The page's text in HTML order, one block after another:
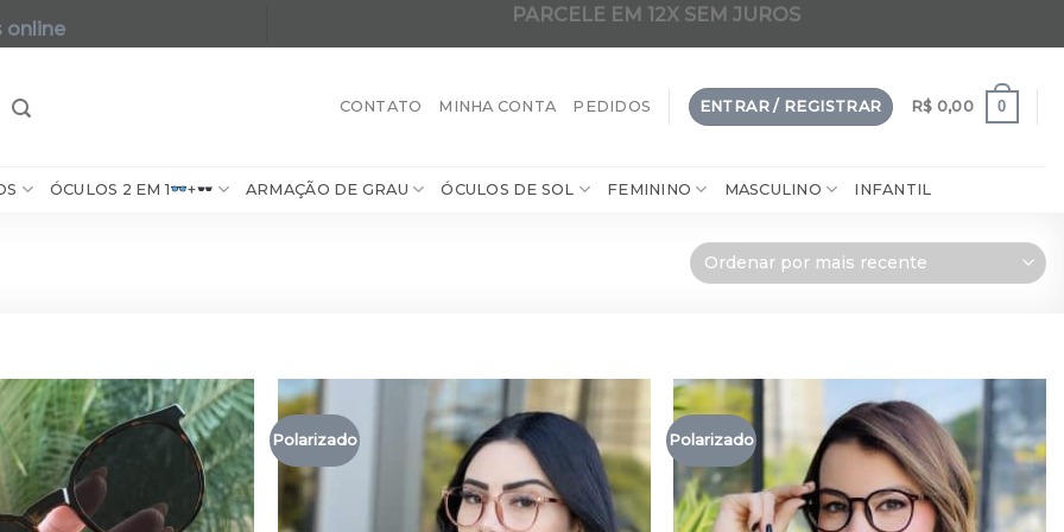
online
PARCELE EM 12X SEM JUROS
CONTATO MINHA CONTA PEDIDOS ENTRAR / REGISTRAR R$ 0,00 0
ÓCULOS 2 EM 1 + ARMAÇÃO DE GRAU ÓCULOS DE SOL FEMININO MASCULINO INFANTIL
Polarizado Polarizado